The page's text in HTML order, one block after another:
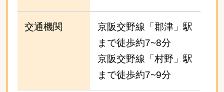
交通機関
京阪交野線「郡津」駅
まで徒歩約7~8分
京阪交野線「村野」駅
まで徒歩約7~9分